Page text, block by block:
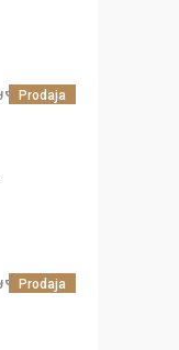
Prodaja
Prodaja